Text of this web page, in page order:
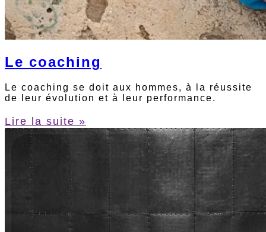
Le coaching
Le coaching se doit aux hommes, à la réussite
de leur évolution et à leur performance.
Lire la suite »